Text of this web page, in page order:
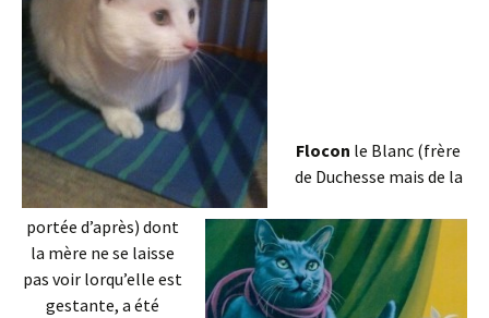
Flocon le Blanc (frère
de Duchesse mais de la
portée d’après) dont
la mère ne se laisse
pas voir lorqu’elle est
gestante, a été